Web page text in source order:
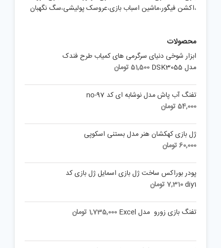
،اکشن فیگور،ماشین اسباب بازی،عروسک پولیشی،سگ نگهبان
محصولات
ابزار شوخی دنیای سرگرمی های کمیاب طرح فندک
مدل DSK3055
51,500تومان
تفنگ آب پاش مدل نوشابه ای کد no-97
54,000تومان
ژل بازی کهکشان هنر مدل بستنی اسکوپی
60,000تومان
پودر بوراکس ساخت ژل بازی اسمایل ژل بازی کد
diy1
7,310تومان
تفنگ بازی زورو مدل Excel 1,735,000 تومان